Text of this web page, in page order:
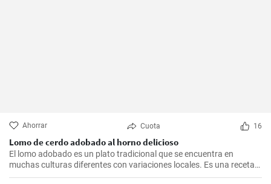
Ahorrar Cuota 16
Lomo de cerdo adobado al horno delicioso
El lomo adobado es un plato tradicional que se encuentra en
muchas culturas diferentes con variaciones locales. Es una receta
sencilla y deliciosa que consiste en una pieza jugosa de lomo de